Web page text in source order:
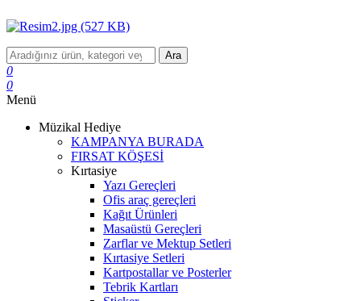
Ara
0
0
Menü
Müzikal Hediye
KAMPANYA BURADA
FIRSAT KÖŞESİ
Kırtasiye
Yazı Gereçleri
Ofis araç gereçleri
Kağıt Ürünleri
Masaüstü Gereçleri
Zarflar ve Mektup Setleri
Kırtasiye Setleri
Kartpostallar ve Posterler
Tebrik Kartları